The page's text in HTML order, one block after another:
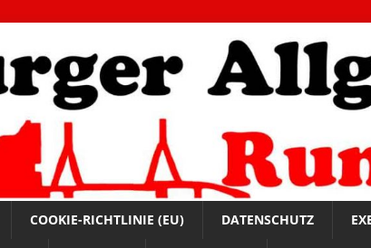
COOKIE-RICHTLINIE (EU) DATENSCHUTZ